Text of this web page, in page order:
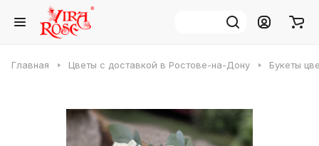
Главная Цветы с доставкой в Ростове-на-Дону Букеты